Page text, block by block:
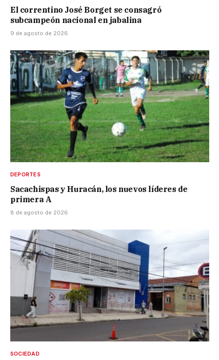
El correntino José Borget se consagró
subcampeón nacional en jabalina
9 de agosto de 2026
DEPORTES
Sacachispas y Huracán, los nuevos líderes de
primera A
8 de agosto de 2026
SOCIEDAD